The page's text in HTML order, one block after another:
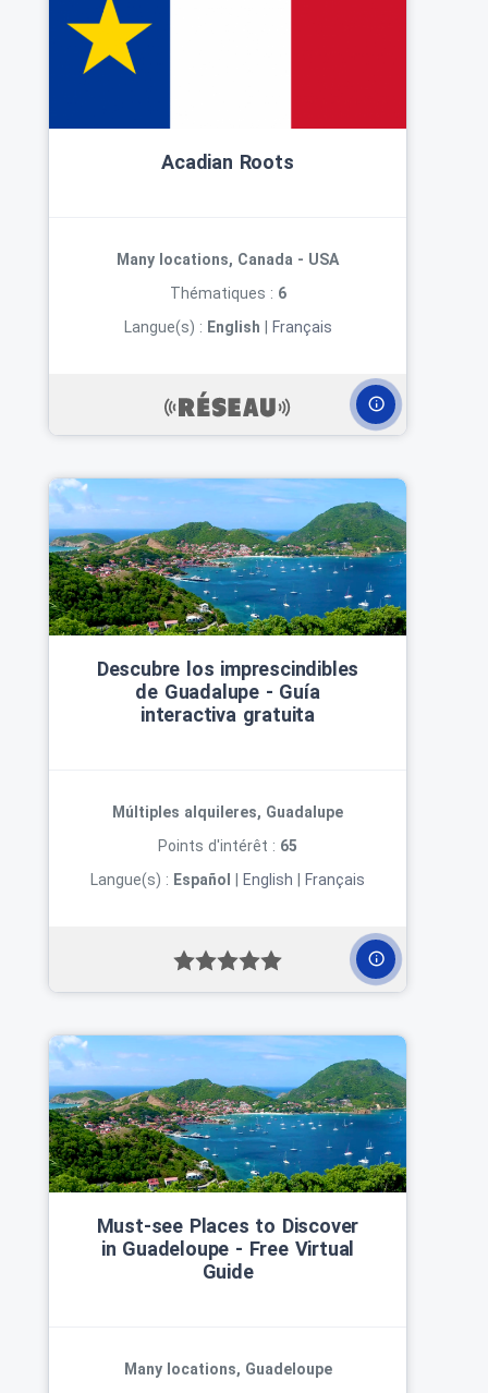
Acadian Roots
Many locations, Canada - USA
Thématiques : 6
Langue(s) : English | Français
Descubre los imprescindibles
de Guadalupe ‑ Guía
interactiva gratuita
Múltiples alquileres, Guadalupe
Points d'intérêt : 65
Langue(s) : Español English Français
Must‑see Places to Discover
in Guadeloupe ‑ Free Virtual
Guide
Many locations, Guadeloupe